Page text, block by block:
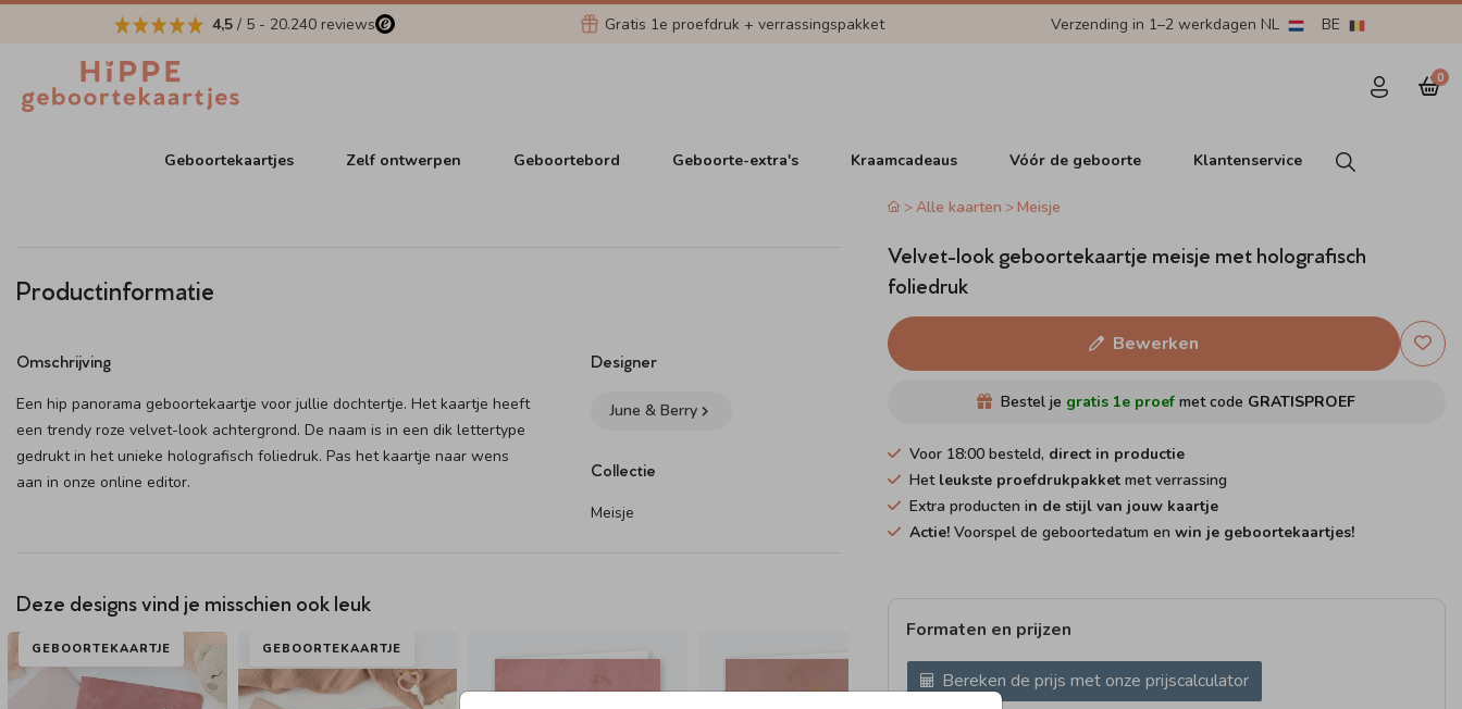
4,5 / 5 - 20.240 reviews Gratis 1e proefdruk + verrassingspakket Verzending in 1–2 werkdagen NL BE
0
Geboortekaartjes Zelf ontwerpen Geboortebord Geboorte-extra's Kraamcadeaus Vóór de geboorte Klantenservice
Productinformatie
Omschrijving
Een hip panorama geboortekaartje voor jullie dochtertje. Het kaartje heeft
een trendy roze velvet-look achtergrond. De naam is in een dik lettertype
gedrukt in het unieke holografisch foliedruk. Pas het kaartje naar wens
aan in onze online editor.
Designer
June & Berry
Collectie
Meisje
Deze designs vind je misschien ook leuk
GEBOORTEKAARTJE GEBOORTEKAARTJE
Alle kaarten Meisje
Velvet-look geboortekaartje meisje met holografisch
foliedruk
Bewerken
Bestel je gratis 1e proef met code GRATISPROEF
Voor 18:00 besteld, direct in productie
Het leukste proefdrukpakketmet verrassing
Extra producten in de stijl van jouw kaartje
Actie!Voorspel de geboortedatum en win je geboortekaartjes!
Formaten en prijzen
Bereken de prijs met onze prijscalculator